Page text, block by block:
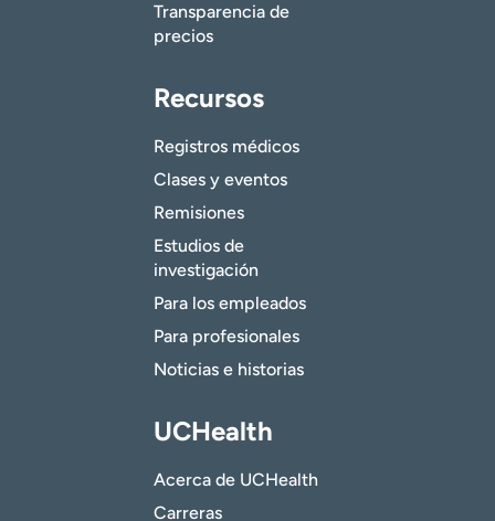
Transparencia de
precios
Recursos
Registros médicos
Clases y eventos
Remisiones
Estudios de
investigación
Para los empleados
Para profesionales
Noticias e historias
UCHealth
Acerca de UCHealth
Carreras